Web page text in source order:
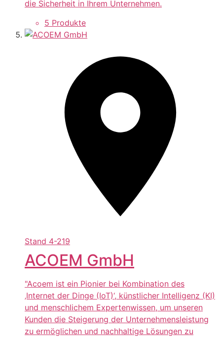
die Sicherheit in Ihrem Unternehmen.
5 Produkte
Stand 4-219
ACOEM GmbH
"Acoem ist ein Pionier bei Kombination des
‚Internet der Dinge (IoT)‘, künstlicher Intelligenz (KI)
und menschlichem Expertenwissen, um unseren
Kunden die Steigerung der Unternehmensleistung
zu ermöglichen und nachhaltige Lösungen zu